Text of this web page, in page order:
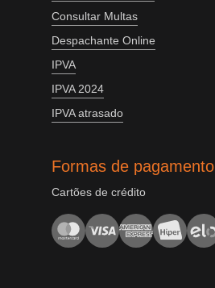
Consultar Multas
Despachante Online
IPVA
IPVA 2024
IPVA atrasado
Formas de pagamento
Cartões de crédito